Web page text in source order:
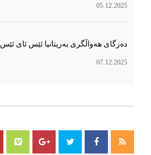
05.12.2025
دەزگای هەواڵگری بەریتانیا ئێس ئای ئێس
07.12.2025